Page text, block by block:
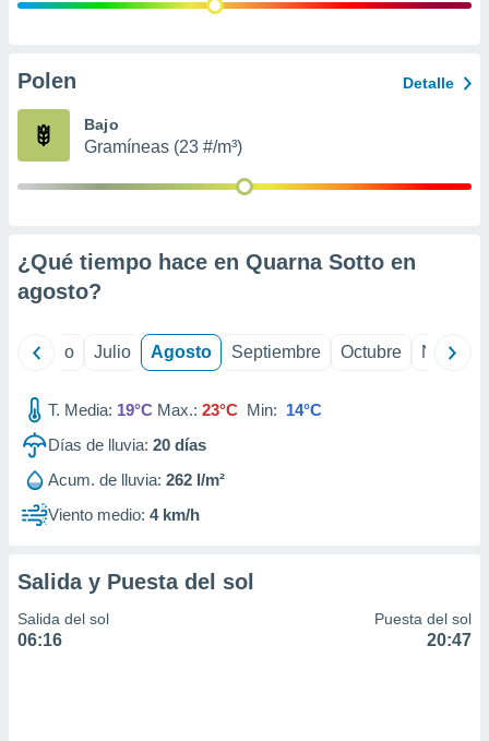
e
publicidad
Polen Detalle
Bajo
Gramíneas (23 #/m³)
¿Qué tiempo hace en Quarna Sotto en
agosto?
Junio Julio Agosto Septiembre Octubre
T. Media: 19°C Max.: 23°C Min: 14°C
Días de lluvia: 20 días
Acum. de lluvia: 262 l/m²
Viento medio: 4 km/h
Salida y Puesta del sol
Salida del sol
06:16
Puesta del sol
20:47